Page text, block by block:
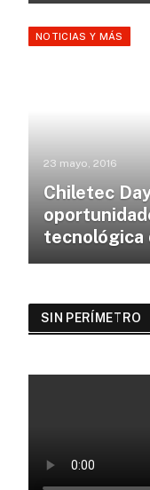
NOTICIAS Y MÁS
23 mayo, 2016
Chiletec
tecnológica
SIN PERÍMETRO